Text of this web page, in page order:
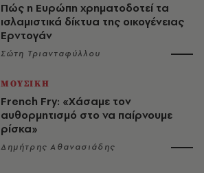
Πώς η Ευρώπη χρηματοδοτεί τα
ισλαμιστικά δίκτυα της οικογένειας
Ερντογάν
Σώτη Τριανταφύλλου
ΜΟΥΣΙΚΗ
French Fry: «Χάσαμε τον
αυθορμητισμό στο να παίρνουμε
ρίσκα»
Δημήτρης Αθανασιάδης